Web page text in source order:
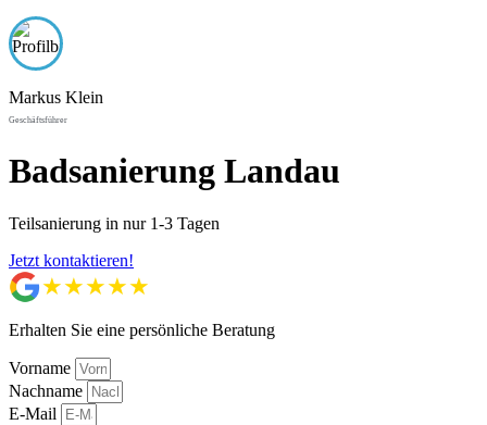
Markus Klein
Geschäftsführer
Badsanierung Landau
Teilsanierung in nur 1-3 Tagen
Jetzt kontaktieren!
★★★★★
Erhalten Sie eine persönliche Beratung
Vorname
Nachname
E-Mail